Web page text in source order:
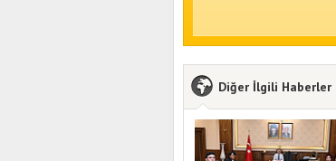
Diğer İlgili Haberler